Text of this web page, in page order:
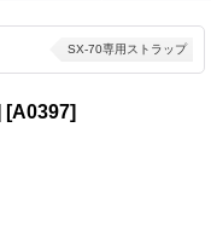
SX-70専用ストラップ
[A0397]